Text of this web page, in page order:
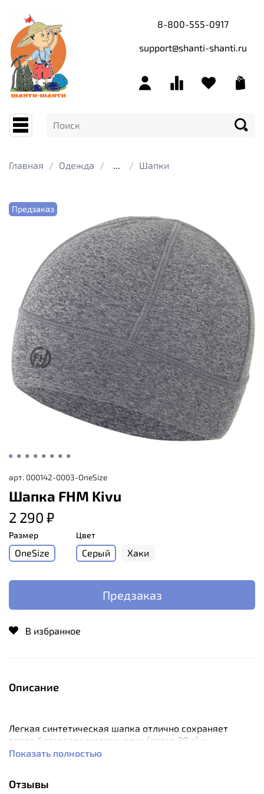
8-800-555-0917
support@shanti-shanti.ru
Главная Одежда Шапки
Предзаказ
арт. 000142-0003-OneSize
Шапка FHM Kivu
2 290 ₽
Размер
OneSize
Цвет
Серый Хаки
Предзаказ
В избранное
Описание
Легкая синтетическая шапка отлично сохраняет
тепло благодаря малому весу (всего 30 г) и
компактному объему. При сильных морозах ее можно
Показать полностью
Отзывы